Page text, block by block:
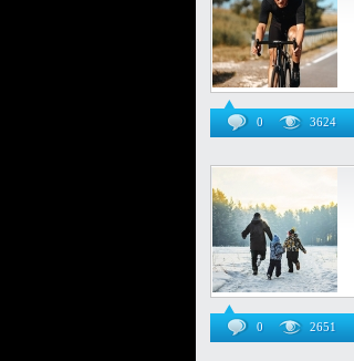
0 3624
0 2651